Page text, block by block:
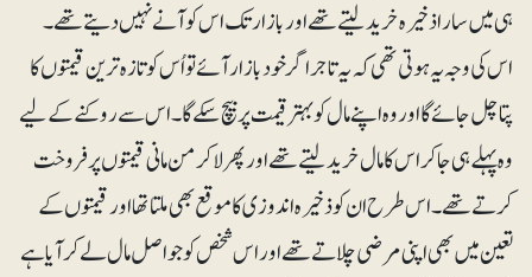
ہی میں سارا ذخیرہ خرید لیتے تھے اور بازار تک اس کو آنے نہیں دیتے تھے۔
اس کی وجہ یہ ہوتی تھی کہ یہ تاجر اگر خود بازار آئے تو اُس کو تازہ ترین قیمتوں کا
پتا چل جائے گا اور وہ اپنے مال کو بہتر قیمت پر بیچ سکے گا۔ اس سے روکنے کے لیے
وہ پہلے ہی جا کر اس کا مال خرید لیتے تھے اور پھر لاکر من مانی قیمتوں پر فروخت
کرتے تھے۔ اس طرح ان کو ذخیرہ اندوزی کا موقع بھی ملتا تھا اور قیمتوں کے
تعین میں بھی اپنی مرضی چلاتے تھے اور اس شخص کو جو اصل مال لے کر آیا ہے